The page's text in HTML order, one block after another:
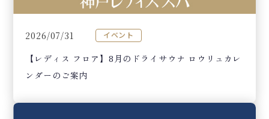
2026/07/31 イベント
【レディス フロア】8月のドライサウナ ロウリュカレ
ンダーのご案内